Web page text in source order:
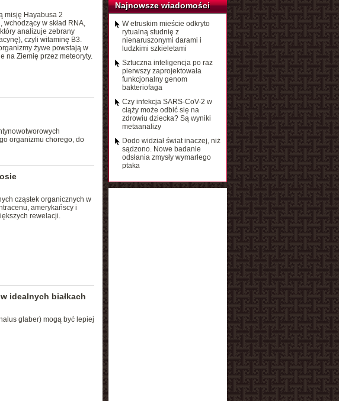
misję Hayabusa 2
w skład RNA,
analizuje zebrany
czyli witaminę B3.
żywe powstają w
na Ziemię przez meteoryty.
organizmu chorego, do
cząstek organicznych w
amerykańscy i
rewelacji.
idealnych białkach
glaber) mogą być lepiej
Najnowsze wiadomości
W etruskim mieście odkryto
rytualną studnię z
nienaruszonymi darami i
ludzkimi szkieletami
Sztuczna inteligencja po raz
pierwszy zaprojektowała
funkcjonalny genom
bakteriofaga
Czy infekcja SARS-CoV-2 w
ciąży może odbić się na
zdrowiu dziecka? Są wyniki
metaanalizy
Dodo widział świat inaczej, niż
sądzono. Nowe badanie
odsłania zmysły wymarłego
ptaka